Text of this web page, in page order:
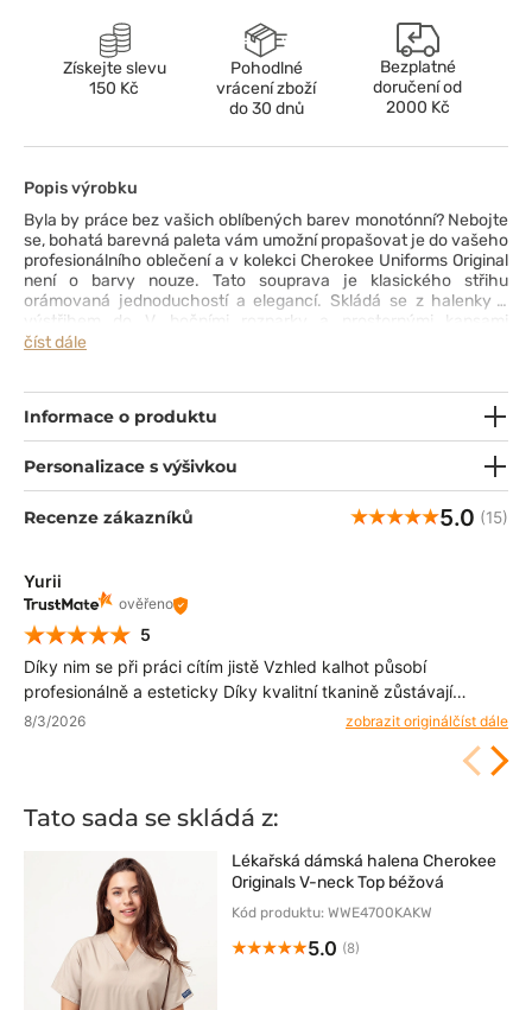
Získejte slevu
150 Kč
Pohodlné
vrácení zboží
do 30 dnů
Bezplatné
doručení od
2000 Kč
Popis výrobku
Byla by práce bez vašich oblíbených barev monotónní? Nebojte
se, bohatá barevná paleta vám umožní propašovat je do vašeho
profesionálního oblečení a v kolekci Cherokee Uniforms Original
není o barvy nouze. Tato souprava je klasického střihu
orámovaná jednoduchostí a elegancí. Skládá se z halenky s
výstřihem do V, bočními rozparky a prostornými kapsami
a kalhot s decentně zúženými nohavicemi, elastickým pasem
a spolehlivá na nošení. Zbývá už jen otázka barvy. Pro kterou se
rozhodnete vy?
číst dále
Informace o produktu
Personalizace s výšivkou
Recenze zákazníků 5.0 (15)
Yurii
ověřeno
5
Díky nim se při práci cítím jistě Vzhled kalhot působí
profesionálně a esteticky Díky kvalitní tkanině zůstávají
dlouho svěží a čisté
8/3/2026 zobrazit originálčíst dále
Tato sada se skládá z:
Lékařská dámská halena Cherokee
Originals V-neck Top béžová
Kód produktu: WWE4700KAKW
5.0 (8)